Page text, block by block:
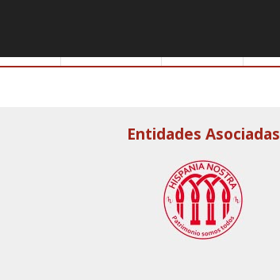
Entidades Asociadas